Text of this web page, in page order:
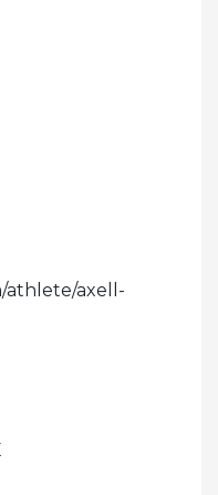
athlete/axell-